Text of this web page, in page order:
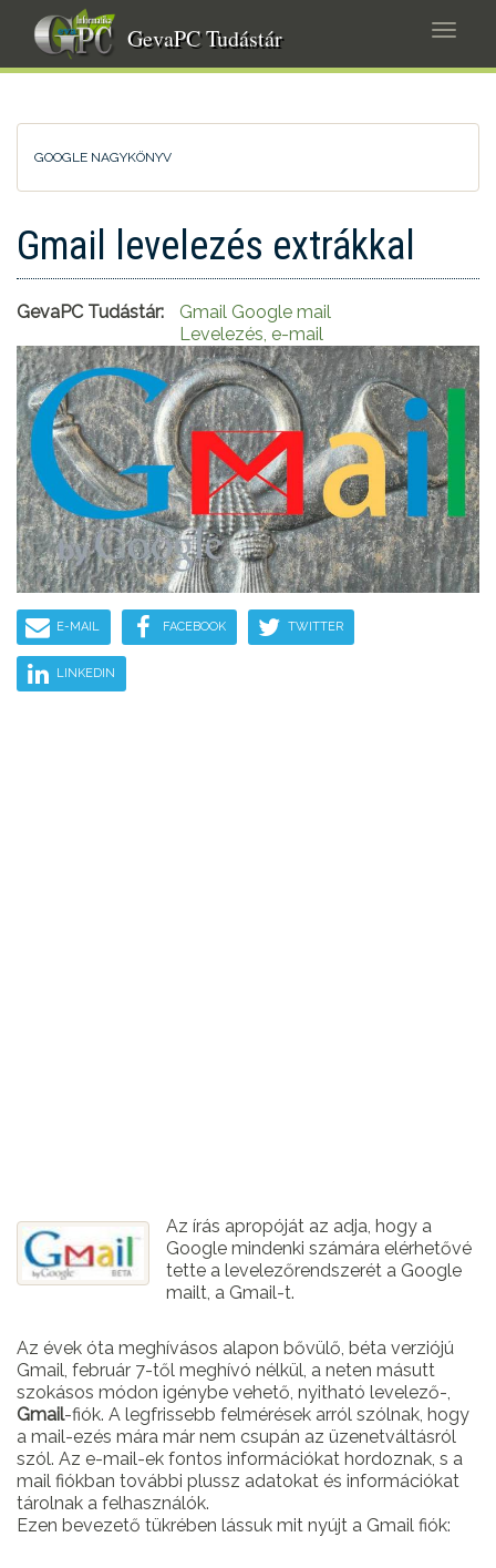
tartalomra
GevaPC Tudástár
GOOGLE NAGYKÖNYV
Gmail levelezés extrákkal
GevaPC Tudástár:
Gmail Google mail
Levelezés, e-mail
E-MAIL FACEBOOK TWITTER
LINKEDIN
Az írás apropóját az adja, hogy a
Google mindenki számára elérhetővé
tette a levelezőrendszerét a Google
mailt, a Gmail-t.
Az évek óta meghívásos alapon bővülő, béta verziójú
Gmail, február 7-től meghívó nélkül, a neten másutt
szokásos módon igénybe vehető, nyitható levelező-,
Gmail-fiók. A legfrissebb felmérések arról szólnak, hogy
a mail-ezés mára már nem csupán az üzenetváltásról
szól. Az e-mail-ek fontos információkat hordoznak, s a
mail fiókban további plussz adatokat és információkat
tárolnak a felhasználók.
Ezen bevezető tükrében lássuk mit nyújt a Gmail fiók: